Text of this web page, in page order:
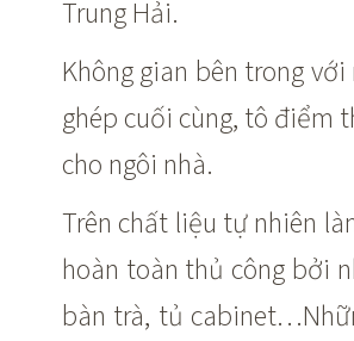
Trung Hải.
Không gian bên trong
ghép cuối cùng, tô điểm
cho ngôi nhà.
Trên chất liệu tự nhiên
hoàn toàn thủ công bởi
bàn trà, tủ